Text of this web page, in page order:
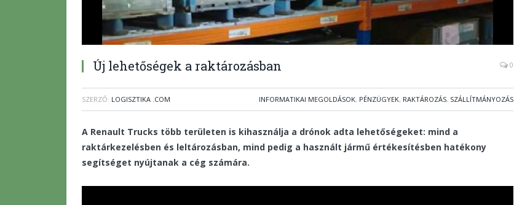
Új lehetőségek a raktározásban 0
SZERZŐ: LOGISZTIKA .COM INFORMATIKAI MEGOLDÁSOK, PÉNZÜGYEK, RAKTÁROZÁS, SZÁLLÍTMÁNYOZÁS
A Renault Trucks több területen is kihasználja a drónok adta lehetőségeket: mind a
raktárkezelésben és leltározásban, mind pedig a használt jármű értékesítésben hatékony
segítséget nyújtanak a cég számára.